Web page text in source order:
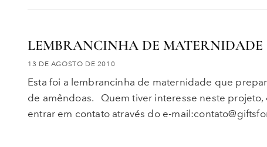
LEMBRANCINHA DE MATERNIDADE
13 DE AGOSTO DE 2010
Esta foi a lembrancinha de maternidade que
de amêndoas. Quem tiver interesse neste
entrar em contato através do e-